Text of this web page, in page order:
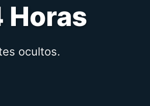
Horas
ocultos.